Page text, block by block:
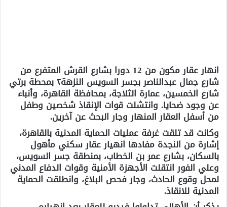
انهار عقار مكون من 12 دورا بشارع القرش المتفرع من
شارع جمال عبدالناصر بجسر السويس النزهة٢ بمحطة برتي
شارع الخمسين، عمارة الثلاجة، بمحافظة القاهرة، وأنباء
عن وجود ضحايا. وانتشلت قوات الإنقاذ شخصين وطفل
من أسفل العقار المنهار وجار البحث عن آخرين.
وكانت قد تلقت غرفة عمليات الحماية المدنية بالقاهرة،
إشارة من النجدة مفادها انهيار عقار سكني مأهول
بالسكان، بشارع عمر بن الخطاب، بمنطقة جسر السويس،
وعلي الفور انتقلت الأجهزة الأمنية وقوات الدفاع المدني
لمحل وقوع الحادث، وجار فحص البلاغ، وانطلقت الحماية
المدنية للانقاذ.